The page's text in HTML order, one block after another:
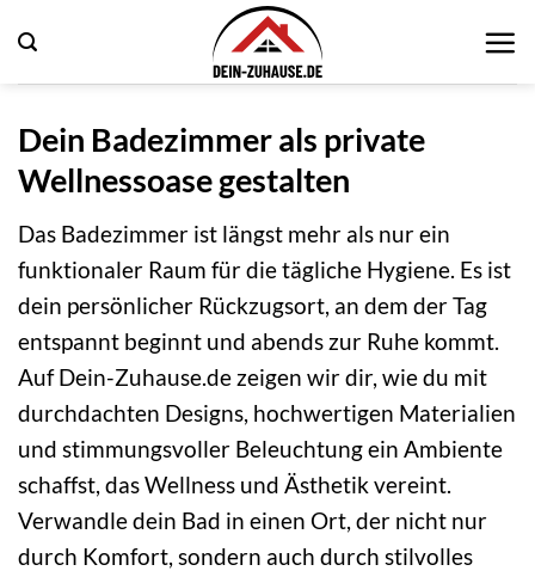
Inhalt
springen
Dein Badezimmer als private
Wellnessoase gestalten
Das Badezimmer ist längst mehr als nur ein
funktionaler Raum für die tägliche Hygiene. Es ist
dein persönlicher Rückzugsort, an dem der Tag
entspannt beginnt und abends zur Ruhe kommt.
Auf Dein-Zuhause.de zeigen wir dir, wie du mit
durchdachten Designs, hochwertigen Materialien
und stimmungsvoller Beleuchtung ein Ambiente
schaffst, das Wellness und Ästhetik vereint.
Verwandle dein Bad in einen Ort, der nicht nur
durch Komfort, sondern auch durch stilvolles